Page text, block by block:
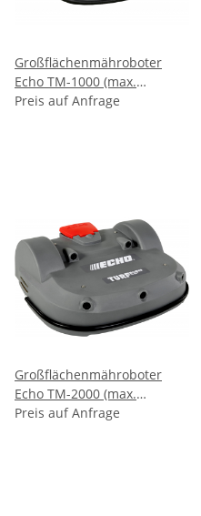
Großflächenmähroboter
Echo TM-1000 (max.
12.000m²) mit
Preis auf Anfrage
Großflächenmähroboter
Echo TM-2000 (max.
24.000m²) mit
Preis auf Anfrage